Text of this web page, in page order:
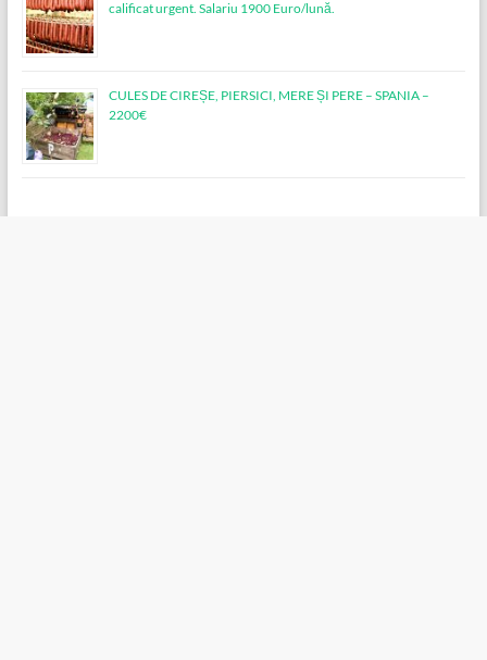
calificat urgent. Salariu 1900 Euro/lună.
CULES DE CIREȘE, PIERSICI, MERE ȘI PERE – SPANIA –
2200€